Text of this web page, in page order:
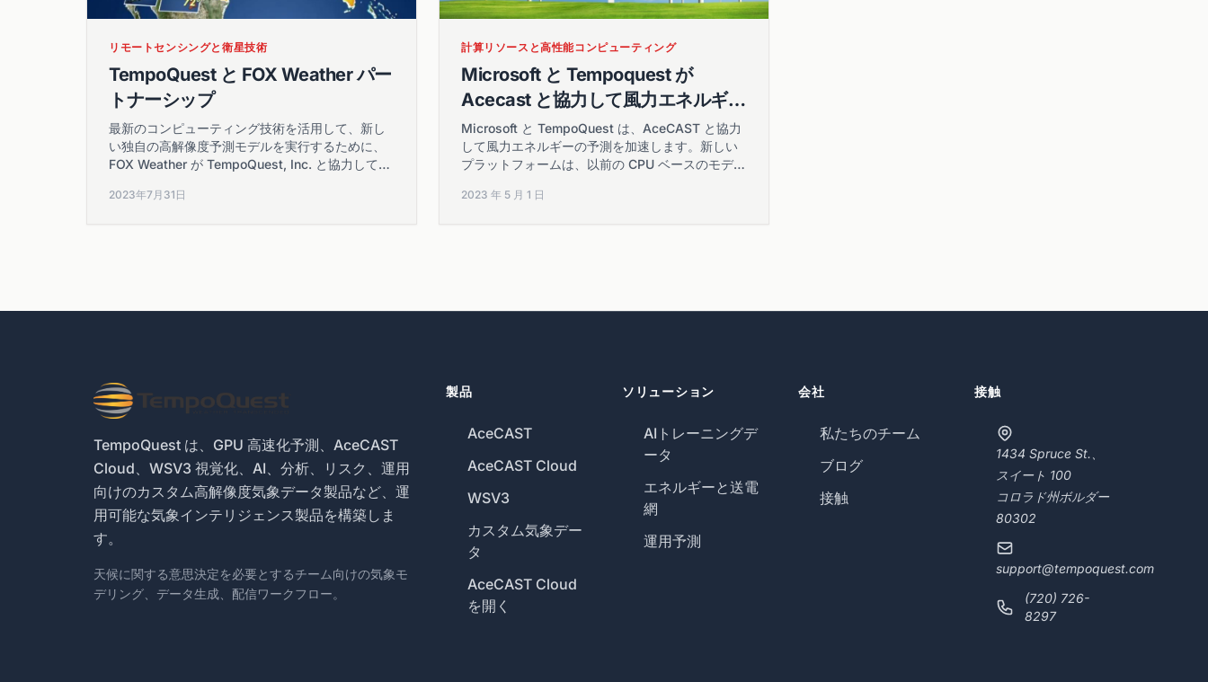
リモートセンシングと衛星技術
TempoQuest と FOX Weather パー
トナーシップ
最新のコンピューティング技術を活用して、新し
い独自の高解像度予測モデルを実行するために、
FOX Weather が TempoQuest, Inc. と協力してい
2023年7月31日
計算リソースと高性能コンピューティング
Microsoft と Tempoquest が
Acecast と協力して風力エネルギー
の予測を加速
Microsoft と TempoQuest は、AceCAST と協力
して風力エネルギーの予測を加速します。新しい
プラットフォームは、以前の CPU ベースのモデル
2023 年 5 月 1 日
TempoQuest は、GPU 高速化予測、AceCAST
Cloud、WSV3 視覚化、AI、分析、リスク、運用
向けのカスタム高解像度気象データ製品など、運
用可能な気象インテリジェンス製品を構築しま
す。
天候に関する意思決定を必要とするチーム向けの気象モ
デリング、データ生成、配信ワークフロー。
製品
AceCAST
AceCAST Cloud
WSV3
カスタム気象デー
タ
AceCAST Cloud
を開く
ソリューション
AIトレーニングデ
ータ
エネルギーと送電
網
運用予測
会社
私たちのチーム
ブログ
接触
接触
1434 Spruce St.、
スイート 100
コロラド州ボルダー
80302
support@tempoquest.com
(720) 726-
8297